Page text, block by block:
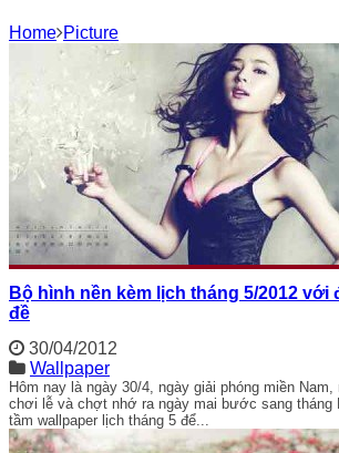
Home Picture
Bộ hình nền kèm lịch tháng 5/2012 với
đề
30/04/2012
Wallpaper
Hôm nay là ngày 30/4, ngày giải phóng miền
chơi lễ và chợt nhớ ra ngày mai bước sang tháng
tầm wallpaper lịch tháng 5 để...